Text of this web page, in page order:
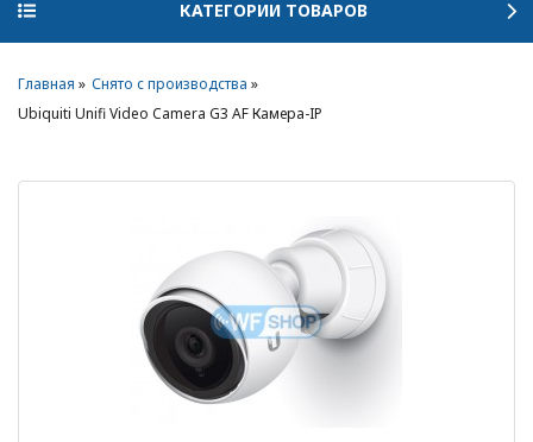
КАТЕГОРИИ ТОВАРОВ
Главная
Снято с производства
Ubiquiti Unifi Video Camera G3 AF Камера-IP